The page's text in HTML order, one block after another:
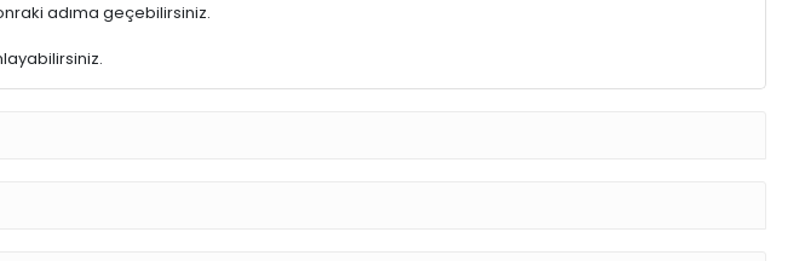
adıma geçebilirsiniz.